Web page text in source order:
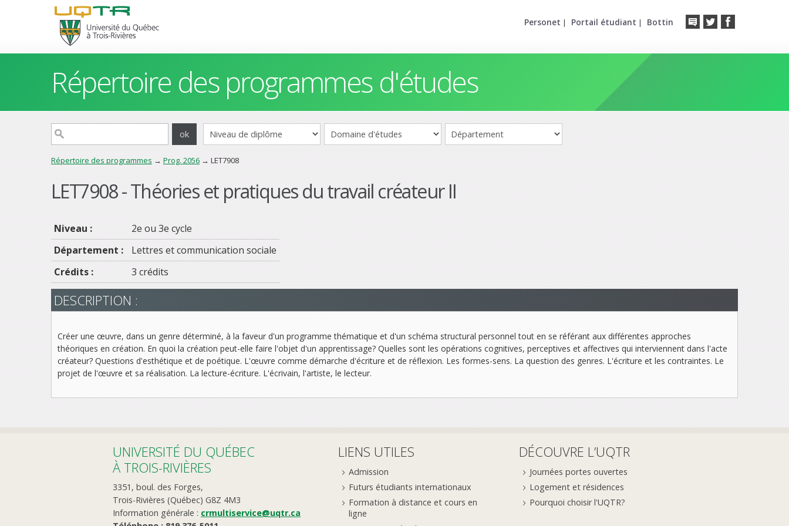
Personet | Portail étudiant | Bottin
Répertoire des programmes d'études
Répertoire des programmes → Prog. 2056 → LET7908
LET7908 - Théories et pratiques du travail créateur II
Niveau :
2e ou 3e cycle
Département :
Lettres et communication sociale
Crédits :
3 crédits
DESCRIPTION :
Créer une œuvre, dans un genre déterminé, à la faveur d'un programme thématique et d'un schéma structural personnel tout en se référant aux différentes approches
théoriques en création. En quoi la création peut-elle faire l'objet d'un apprentissage? Quelles sont les opérations cognitives, perceptives et affectives qui interviennent dans l'acte
créateur? Questions d'esthétique et de poétique. L'œuvre comme démarche d'écriture et de réflexion. Les formes-sens. La question des genres. L'écriture et les contraintes. Le
projet de l'œuvre et sa réalisation. La lecture-écriture. L'écrivain, l'artiste, le lecteur.
UNIVERSITÉ DU QUÉBEC
À TROIS-RIVIÈRES
3351, boul. des Forges,
Trois-Rivières (Québec) G8Z 4M3
Information générale : crmultiservice@uqtr.ca
LIENS UTILES
Admission
Futurs étudiants internationaux
Formation à distance et cours en
ligne
DÉCOUVRE L’UQTR
Journées portes ouvertes
Logement et résidences
Pourquoi choisir l'UQTR?